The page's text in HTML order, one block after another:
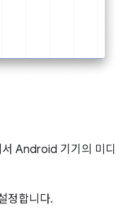
Android 기기의 미디
정합니다.